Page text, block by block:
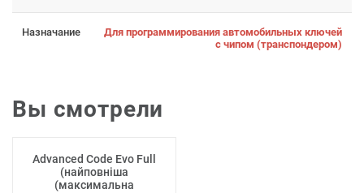
Назначание
Для программирования автомобильных ключей
с чипом (транспондером)
Вы смотрели
Advanced Code Evo Full
(найповніша
(максимальна